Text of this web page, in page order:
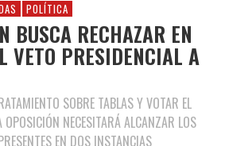
POLÍTICA
BUSCA RECHAZAR EN
VETO PRESIDENCIAL A
SOBRE TABLAS Y VOTAR EL
OPOSICIÓN NECESITARÁ ALCANZAR LOS
EN DOS INSTANCIAS